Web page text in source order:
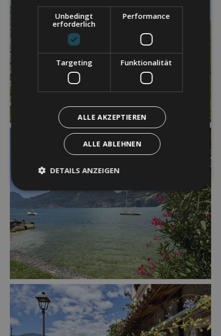
Unbedingt
erforderlich
Performance
Targeting Funktionalität
ALLE AKZEPTIEREN
ALLE ABLEHNEN
DETAILS ANZEIGEN